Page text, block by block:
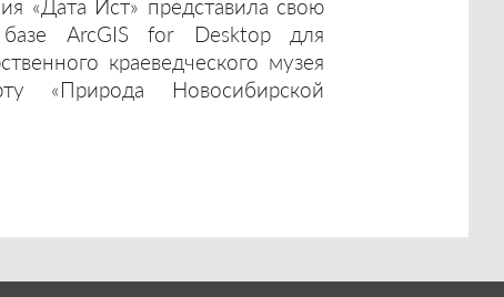
«Дата Ист» представила свою
ArcGIS for Desktop для
краеведческого музея
«Природа Новосибирской